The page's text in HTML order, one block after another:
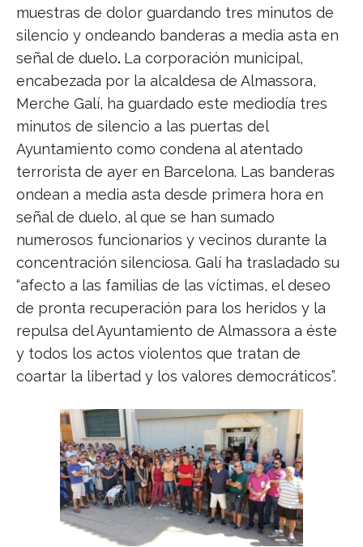
muestras de dolor guardando tres minutos de
silencio y ondeando banderas a media asta en
señal de duelo. La corporación municipal,
encabezada por la alcaldesa de Almassora,
Merche Galí, ha guardado este mediodía tres
minutos de silencio a las puertas del
Ayuntamiento como condena al atentado
terrorista de ayer en Barcelona. Las banderas
ondean a media asta desde primera hora en
señal de duelo, al que se han sumado
numerosos funcionarios y vecinos durante la
concentración silenciosa. Galí ha trasladado su
“afecto a las familias de las víctimas, el deseo
de pronta recuperación para los heridos y la
repulsa del Ayuntamiento de Almassora a éste
y todos los actos violentos que tratan de
coartar la libertad y los valores democráticos”.